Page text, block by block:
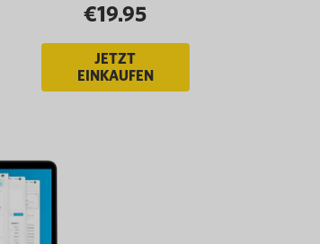
€19.95
JETZT
EINKAUFEN